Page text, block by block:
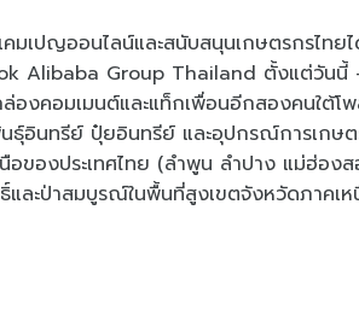
คมเปญออนไลน์และสนับสนุนเกษตรกรไท
Alibaba Group Thailand ตั้งแต่วัน
องคอมเมนต์และแท็กเพื่อนอีกสองคนใต้โ
ธุ์อินทรีย์ ปุ๋ยอินทรีย์ และอุปกรณ์การเกษ
อของประเทศไทย (ลำพูน ลำปาง แม่ฮ่อง
และป่าสมบูรณ์ในพื้นที่สูงเขตจังหวัดภาค